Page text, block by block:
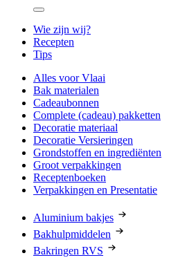
Wie zijn wij?
Recepten
Tips
Alles voor Vlaai
Bak materialen
Cadeaubonnen
Complete (cadeau) pakketten
Decoratie materiaal
Decoratie Versieringen
Grondstoffen en ingrediënten
Groot verpakkingen
Receptenboeken
Verpakkingen en Presentatie
Aluminium bakjes
Bakhulpmiddelen
Bakringen RVS